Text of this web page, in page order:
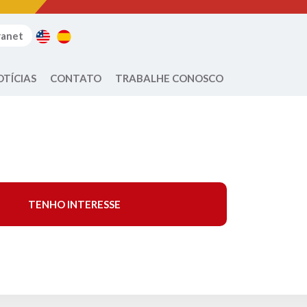
CONTATO TRABALHE CONOSCO
TENHO INTERESSE